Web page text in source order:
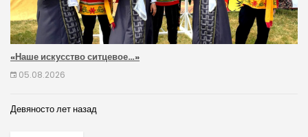
«Наше искусство ситцевое…»
05.08.2026
Девяносто лет назад